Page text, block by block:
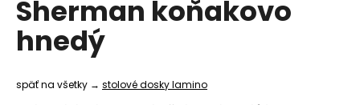
z
5
hviezdičiek.
Sherman koňakovo
hnedý
späť na všetky → stolové dosky lamino
d